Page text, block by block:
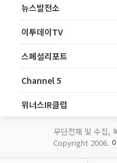
뉴스발전소
이투데이TV
스페셜리포트
Channel 5
위너스IR클럽
무단전재 및 수집,
Copyright 2006.